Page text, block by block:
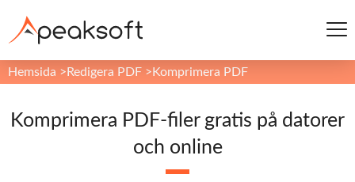
Hemsida > Redigera PDF > Komprimera PDF
Komprimera PDF-filer gratis på datorer
och online